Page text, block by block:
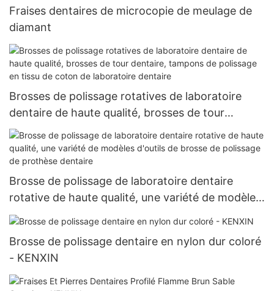
Fraises dentaires de microcopie de meulage de
diamant
Brosses de polissage rotatives de laboratoire
dentaire de haute qualité, brosses de tour
dentaire, tampons de polissage en tissu de coton
de laboratoire dentaire
Brosse de polissage de laboratoire dentaire
rotative de haute qualité, une variété de modèles
d'outils de brosse de polissage de prothèse
Brosse de polissage dentaire en nylon dur coloré
- KENXIN